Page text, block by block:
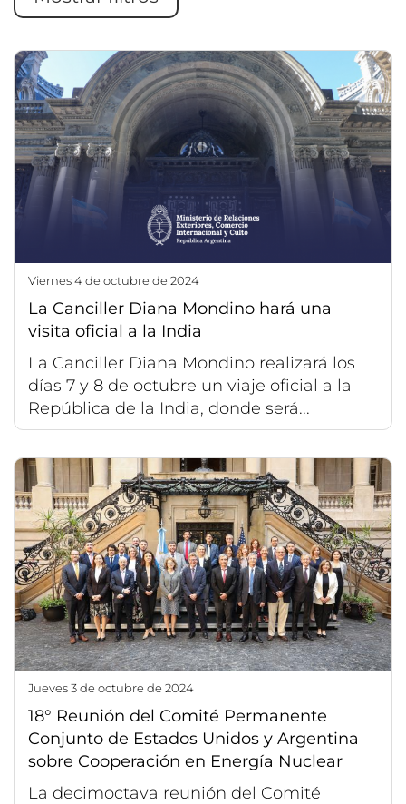
viernes 4 de octubre de 2024
La Canciller Diana Mondino hará una
visita oficial a la India
La Canciller Diana Mondino realizará los
días 7 y 8 de octubre un viaje oficial a la
República de la India, donde será...
jueves 3 de octubre de 2024
18° Reunión del Comité Permanente
Conjunto de Estados Unidos y Argentina
sobre Cooperación en Energía Nuclear
La decimoctava reunión del Comité